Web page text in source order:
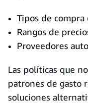
Tipos de compra
Rangos de
Proveedores
Las políticas que
patrones de gasto
soluciones